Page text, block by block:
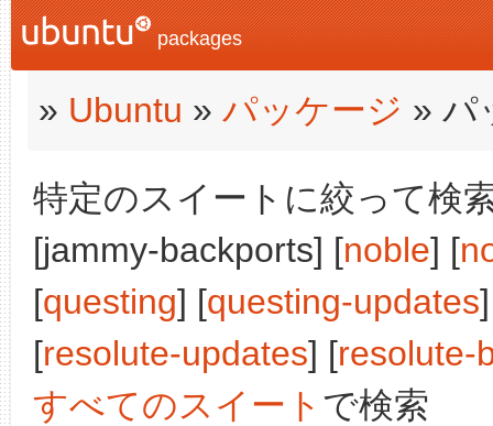
packages
» Ubuntu » パッケージ » パ
特定のスイートに絞って検
[jammy-backports] [noble] [
[questing] [questing-updates
[resolute-updates] [resolute-
すべてのスイート で検索